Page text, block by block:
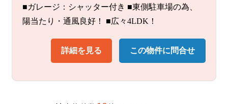
■ガレージ：シャッター付き ■東側駐車場の為、
陽当たり・通風良好！ ■広々4LDK！
詳細を見る この物件に問合せ